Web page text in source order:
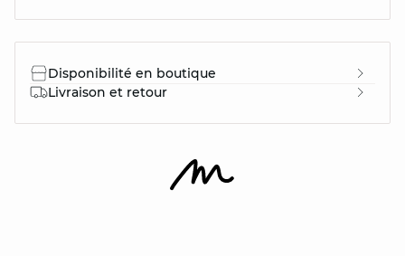
Disponibilité en boutique
Livraison et retour